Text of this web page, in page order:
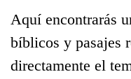
Aquí encontrarás
bíblicos y pasajes
directamente el